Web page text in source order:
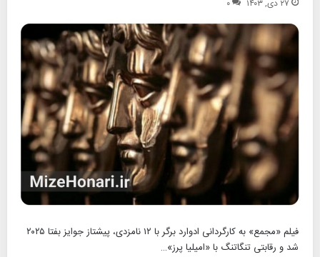
۲۷ دی, ۱۴۰۳ ۰
فیلم «مجمع» به کارگردانی ادوارد برگر با ۱۲ نامزدی، پیشتاز جوایز بفتا ۲۰۲۵
شد و رقابتی تنگاتنگ با «امیلیا پرز»…